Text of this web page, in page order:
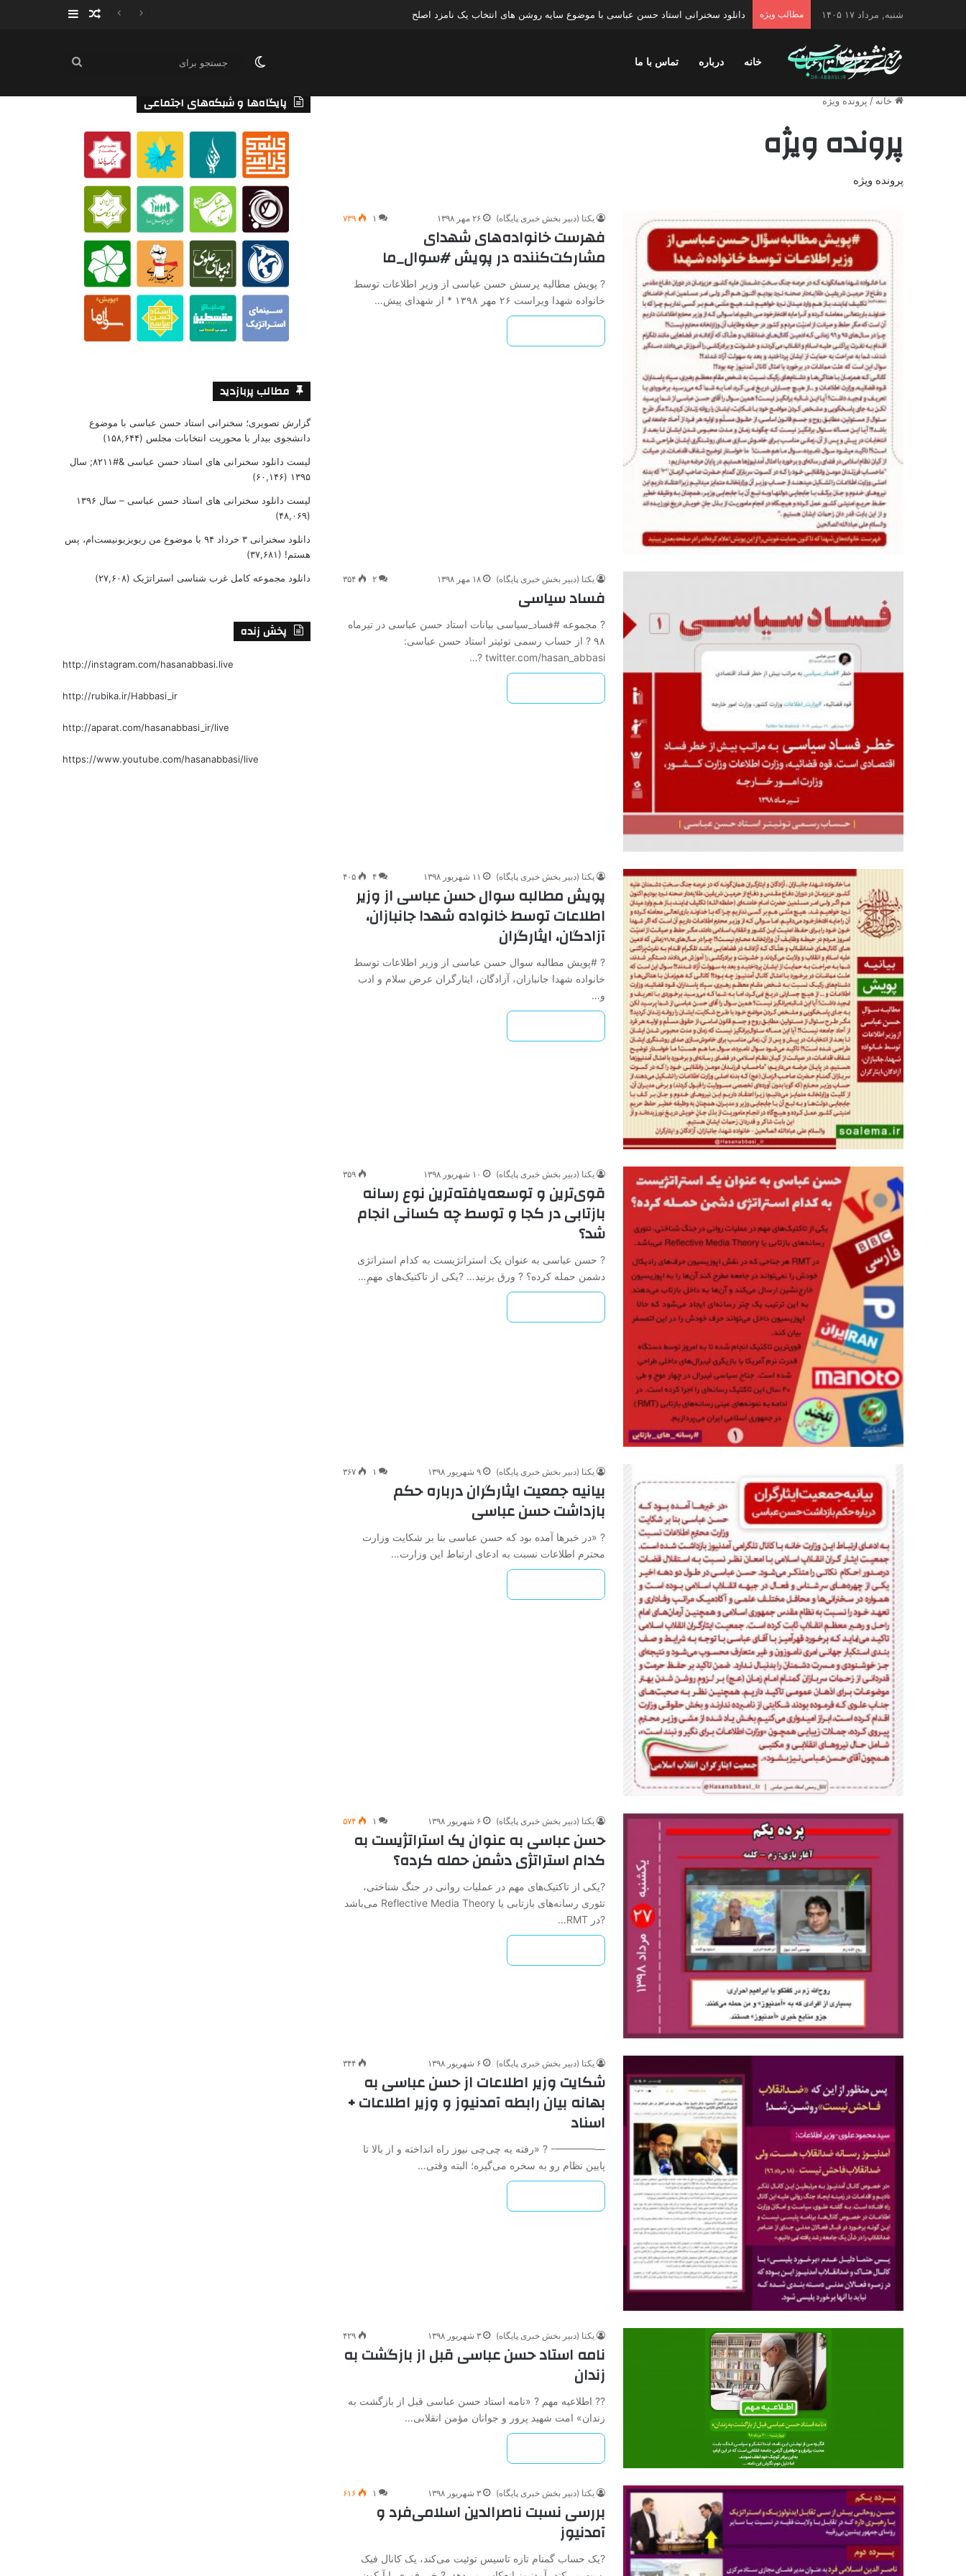
شنبه, مرداد ۱۷ ۱۴۰۵ مطالب ویژه دانلود سخنرانی استاد حسن عباسی با موضوع چهار انتخاب ۱۴۰۰ نوشته تصادفی
سایدبار
خانه درباره تماس با ما تغییر پوسته
جستجو
خانه / پرونده ویژه
پرونده ویژه
پرونده ویژه
یکتا (دبیر بخش خبری پایگاه) ۲۶ مهر ۱۳۹۸ ۱ ۷۳۹
فهرست خانواده‌های شهدای
مشارکت‌کننده در پویش #سوال_ما
? پویش مطالبه پرسش حسن عباسی از وزیر اطلاعات توسط
خانواده شهدا ویراست ۲۶ مهر ۱۳۹۸ * از شهدای پیش…
یکتا (دبیر بخش خبری پایگاه) ۱۸ مهر ۱۳۹۸ ۲ ۳۵۴
فساد سیاسی
? مجموعه #فساد_سیاسی بیانات استاد حسن عباسی در تیرماه
۹۸ ? از حساب رسمی توئیتر استاد حسن عباسی:
twitter.com/hasan_abbasi ?…
یکتا (دبیر بخش خبری پایگاه) ۱۱ شهریور ۱۳۹۸ ۴ ۴۰۵
پویش مطالبه سوال حسن عباسی از وزیر
اطلاعات توسط خانواده شهدا جانبازان،
آزادگان، ایثارگران
? #پویش مطالبه سوال حسن عباسی از وزیر اطلاعات توسط
خانواده شهدا جانبازان، آزادگان، ایثارگران عرض سلام و ادب
و…
یکتا (دبیر بخش خبری پایگاه) ۱۰ شهریور ۱۳۹۸ ۳۵۹
قوی‌ترین و توسعه‌یافته‌ترین نوع رسانه
بازتابی در کجا و توسط چه کسانی انجام
شد؟
? حسن عباسی به عنوان یک استراتژیست به کدام استراتژی
دشمن حمله کرده؟ ? ورق بزنید… ?یکی از تاکتیک‌های مهمِ…
یکتا (دبیر بخش خبری پایگاه) ۹ شهریور ۱۳۹۸ ۱ ۳۶۷
بیانیه جمعیت ایثارگران درباره حکم
بازداشت حسن عباسی
? «در خبرها آمده بود که حسن عباسی بنا بر شکایت وزارت
محترم اطلاعات نسبت به ادعای ارتباط این وزارت…
یکتا (دبیر بخش خبری پایگاه) ۶ شهریور ۱۳۹۸ ۱ ۵۷۴
حسن عباسی به عنوان یک استراتژیست به
کدام استراتژی دشمن حمله کرده؟
?یکی از تاکتیک‌های مهم در عملیات روانی در جنگ شناختی،
تئوری رسانه‌های بازتابی یا Reflective Media Theory می‌باشد
?در RMT…
یکتا (دبیر بخش خبری پایگاه) ۶ شهریور ۱۳۹۸ ۳۴۴
شکایت وزیر اطلاعات از حسن عباسی به
بهانه بیان رابطه آمدنیوز و وزیر اطلاعات +
اسناد
—————- ? «رفته یه چی‌چی نیوز راه انداخته و از بالا تا
پایین نظام رو به سخره می‌گیره؛ البته وقتی…
یکتا (دبیر بخش خبری پایگاه) ۳ شهریور ۱۳۹۸ ۴۲۹
نامه استاد حسن عباسی قبل از بازگشت به
زندان
?? اطلاعیه مهم ? «نامه استاد حسن عباسی قبل از بازگشت به
زندان» امت شهید پرور و جوانان مؤمن انقلابی…
یکتا (دبیر بخش خبری پایگاه) ۳ شهریور ۱۳۹۸ ۱ ۶۱۶
بررسی نسبت ناصرالدین اسلامی‌فرد و
آمدنیوز
?یک حساب گمنام تازه تاسیس توئیت می‌کند، یک کانال فیک
پایگاه‌ها و شبکه‌های اجتماعی
مطالب پربازدید
گزارش تصویری؛ سخنرانی استاد حسن عباسی با موضوع
دانشجوی بیدار با محوریت انتخابات مجلس (۱۵۸,۶۴۴)
لیست دانلود سخنرانی های استاد حسن عباسی &#۸۲۱۱; سال
۱۳۹۵ (۶۰,۱۴۶)
لیست دانلود سخنرانی های استاد حسن عباسی – سال ۱۳۹۶
(۴۸,۰۶۹)
دانلود سخنرانی ۳ خرداد ۹۴ با موضوع من ریویزیونیست‌ام، پس
هستم! (۳۷,۶۸۱)
دانلود مجموعه کامل غرب شناسی استراتژیک (۲۷,۶۰۸)
پخش زنده
http://instagram.com/hasanabbasi.live
http://rubika.ir/Habbasi_ir
http://aparat.com/hasanabbasi_ir/live
https://www.youtube.com/hasanabbasi/live